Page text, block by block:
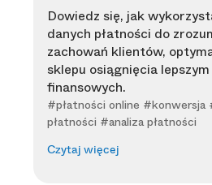
Dowiedz się, jak
danych płatności do
zachowań klientów,
sklepu osiągnięcia
finansowych.
#płatności online #konwersja
płatności #analiza płatności
Czytaj więcej